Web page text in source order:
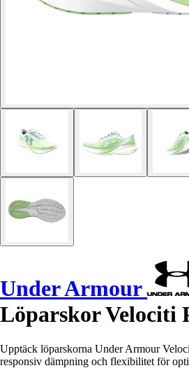
Under Armour
Löparskor Velociti
Upptäck löparskorna Under Armour
responsiv dämpning och flexibilitet för